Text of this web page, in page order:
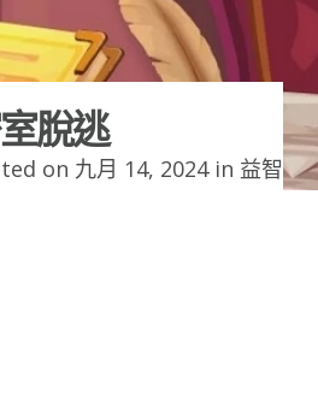
脫逃
on 九月 14, 2024 in 益智